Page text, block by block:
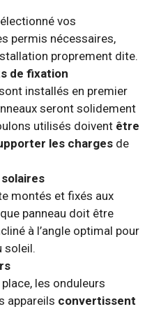
vos
permis nécessaires,
proprement dite.
de fixation
installés en premier
seront solidement
utilisés doivent être
les charges de
montés et fixés aux
panneau doit être
à l’angle optimal pour
soleil.
les onduleurs
appareils convertissent